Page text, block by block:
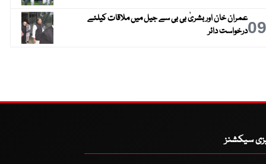
09عمران خان اور بشریٰ بی بی سے جیل میں ملاقات کیلئے
درخواست دائر
سیکشنز